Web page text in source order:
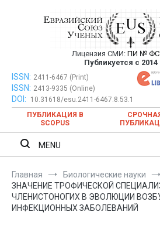
Евразийский
публикация
ежемесячном
Лицензия СМИ: ПИ №
Публикуется с 2014
Евразийский Союз Ученых —
ежемесячном
ISSN: 2411-6467 (Print)
ISSN: 2413-9335 (Online)
DOI:
10.31618/esu.2411-6467.8.53.1
ПУБЛИКАЦИЯ В
SCOPUS
MENU
Главная
Биологические науки
ЗНАЧЕНИЕ ТРОФИЧЕСКОЙ
ЧЛЕНИСТОНОГИХ В ЭВОЛЮЦИИ
ИНФЕКЦИОННЫХ ЗАБОЛЕВАНИЙ